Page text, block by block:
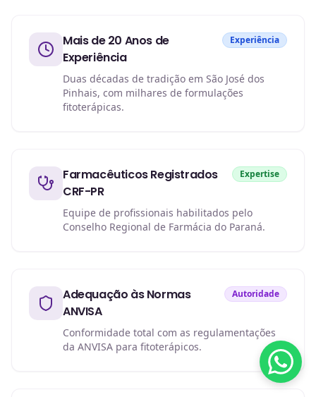
Mais de 20 Anos de
Experiência
Experiência
Duas décadas de tradição em São José dos
Pinhais, com milhares de formulações
fitoterápicas.
Farmacêuticos Registrados
CRF-PR
Expertise
Equipe de profissionais habilitados pelo
Conselho Regional de Farmácia do Paraná.
Adequação às Normas
ANVISA
Autoridade
Conformidade total com as regulamentações
da ANVISA para fitoterápicos.